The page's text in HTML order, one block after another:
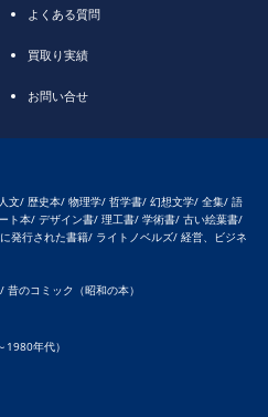
よくある質問
買取り実績
お問い合せ
文/ 歴史本/ 物理学/ 哲学書/ 幻想文学/ 全集/ 語
ト本/ デザイン書/ 理工書/ 学術書/ 古い絵葉書/
発行された書籍/ ライトノベルズ/ 経営、ビジネ
のコミック（昭和の本）
年代）